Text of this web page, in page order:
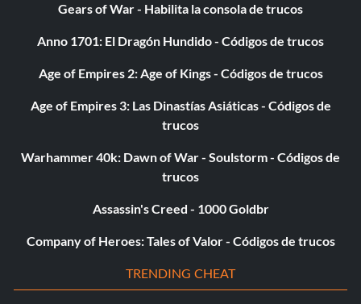
Gears of War - Habilita la consola de trucos
Anno 1701: El Dragón Hundido - Códigos de trucos
Age of Empires 2: Age of Kings - Códigos de trucos
Age of Empires 3: Las Dinastías Asiáticas - Códigos de
trucos
Warhammer 40k: Dawn of War - Soulstorm - Códigos de
trucos
Assassin's Creed - 1000 Goldbr
Company of Heroes: Tales of Valor - Códigos de trucos
TRENDING CHEAT